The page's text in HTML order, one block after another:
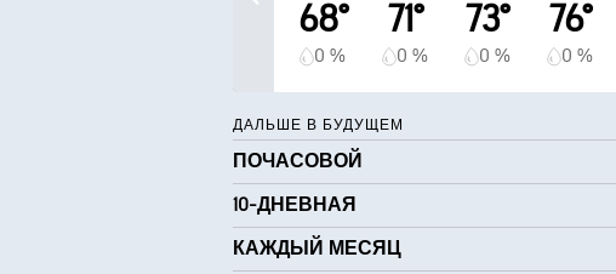
68°
0 %
71°
0 %
73°
0 %
76°
0 %
ДАЛЬШЕ В БУДУЩЕМ
ПОЧАСОВОЙ
10-ДНЕВНАЯ
КАЖДЫЙ МЕСЯЦ